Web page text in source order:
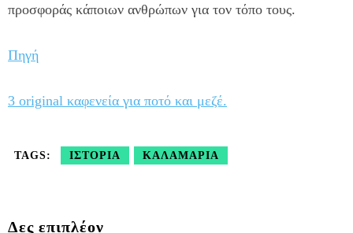
προσφοράς κάποιων ανθρώπων για τον τόπο τους.
Πηγή
3 original καφενεία για ποτό και μεζέ.
TAGS: ΙΣΤΟΡΊΑ ΚΑΛΑΜΑΡΙΆ
Δες επιπλέον